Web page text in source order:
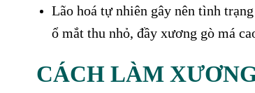
Lão hoá tự nhiên gây nên tình
ổ mắt thu nhỏ, đầy xương gò má
CÁCH LÀM